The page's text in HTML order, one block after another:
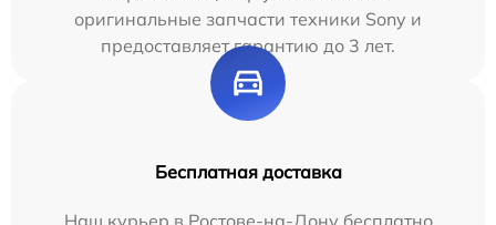
оригинальные запчасти техники Sony и
предоставляет гарантию до 3 лет.
Бесплатная доставка
Наш курьер в Ростове-на-Дону бесплатно